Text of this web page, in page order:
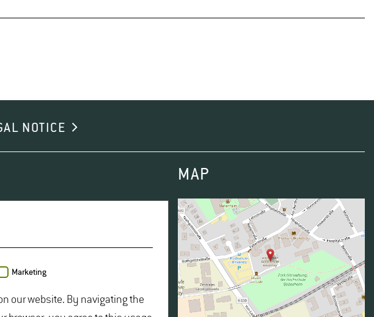
NOTICE
MAP
Marketing
our website. By navigating the